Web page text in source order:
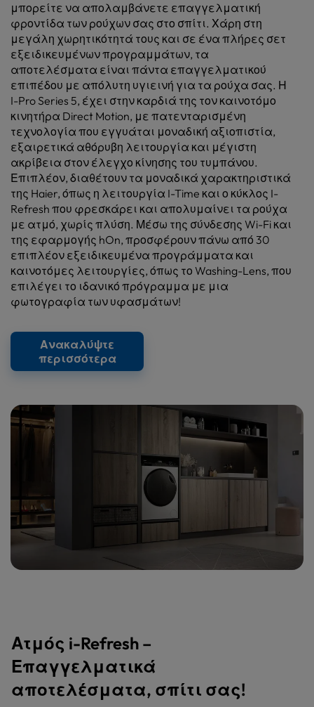
μπορείτε να απολαμβάνετε επαγγελματική
φροντίδα των ρούχων σας στο σπίτι. Χάρη στη
μεγάλη χωρητικότητά τους και σε ένα πλήρες σετ
εξειδικευμένων προγραμμάτων, τα
αποτελέσματα είναι πάντα επαγγελματικού
επιπέδου με απόλυτη υγιεινή για τα ρούχα σας. Η
I-Pro Series 5, έχει στην καρδιά της τον καινοτόμο
κινητήρα Direct Motion, με πατενταρισμένη
τεχνολογία που εγγυάται μοναδική αξιοπιστία,
εξαιρετικά αθόρυβη λειτουργία και μέγιστη
ακρίβεια στον έλεγχο κίνησης του τυμπάνου.
Επιπλέον, διαθέτουν τα μοναδικά χαρακτηριστικά
της Haier, όπως η λειτουργία I-Time και ο κύκλος I-
Refresh που φρεσκάρει και απολυμαίνει τα ρούχα
με ατμό, χωρίς πλύση. Μέσω της σύνδεσης Wi-Fi και
της εφαρμογής hOn, προσφέρουν πάνω από 30
επιπλέον εξειδικευμένα προγράμματα και
καινοτόμες λειτουργίες, όπως το Washing-Lens, που
επιλέγει το ιδανικό πρόγραμμα με μια
φωτογραφία των υφασμάτων!
Ανακαλύψτε
περισσότερα
Ατμός i-Refresh –
Επαγγελματικά
αποτελέσματα, σπίτι σας!